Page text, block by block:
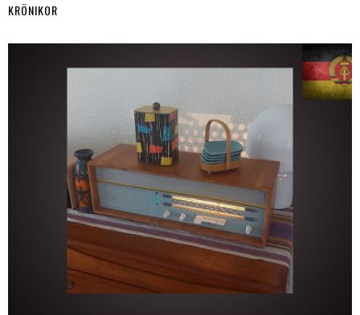
KRÖNIKOR